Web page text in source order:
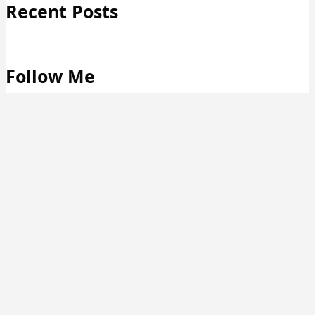
Recent Posts
Follow Me